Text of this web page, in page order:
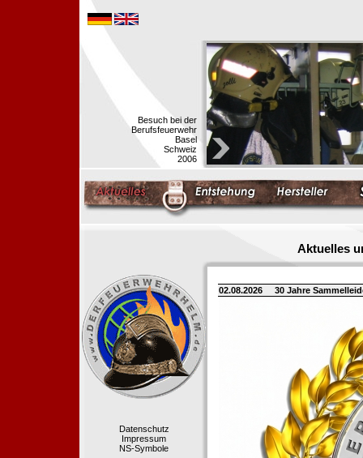
Besuch bei der
Berufsfeuerwehr
Basel
Schweiz
2006
Aktuelles
Datenschutz
Impressum
NS-Symbole
02.08.2026 30 Jahre